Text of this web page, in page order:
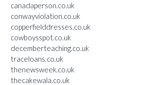
canadaperson.co.uk
conwayviolation.co.uk
copperfielddresses.co.uk
cowboysspot.co.uk
decemberteaching.co.uk
traceloans.co.uk
thenewsweek.co.uk
thecakewala.co.uk